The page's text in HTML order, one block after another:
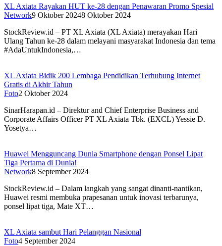
XL Axiata Rayakan HUT ke-28 dengan Penawaran Promo Spesial
Network9 Oktober 20248 Oktober 2024
StockReview.id – PT XL Axiata (XL Axiata) merayakan Hari
Ulang Tahun ke-28 dalam melayani masyarakat Indonesia dan tema
#AdaUntukIndonesia,…
XL Axiata Bidik 200 Lembaga Pendidikan Terhubung Internet
Gratis di Akhir Tahun
Foto2 Oktober 2024
SinarHarapan.id – Direktur and Chief Enterprise Business and
Corporate Affairs Officer PT XL Axiata Tbk. (EXCL) Yessie D.
Yosetya…
Huawei Mengguncang Dunia Smartphone dengan Ponsel Lipat
Tiga Pertama di Dunia!
Network8 September 2024
StockReview.id – Dalam langkah yang sangat dinanti-nantikan,
Huawei resmi membuka prapesanan untuk inovasi terbarunya,
ponsel lipat tiga, Mate XT…
XL Axiata sambut Hari Pelanggan Nasional
Foto4 September 2024